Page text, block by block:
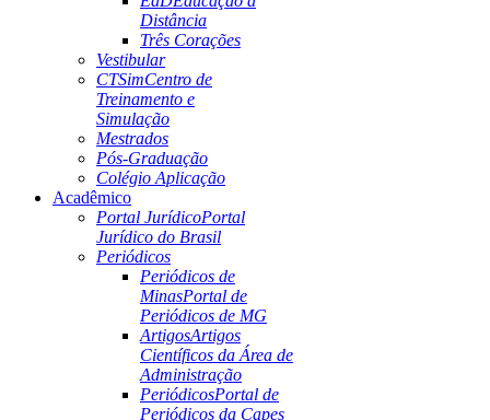
Distância
Três Corações
Vestibular
CTSimCentro de
Treinamento e
Simulação
Mestrados
Pós-Graduação
Colégio Aplicação
Acadêmico
Portal JurídicoPortal
Jurídico do Brasil
Periódicos
Periódicos de
MinasPortal de
Periódicos de MG
ArtigosArtigos
Científicos da Área de
Administração
PeriódicosPortal de
Periódicos da Capes